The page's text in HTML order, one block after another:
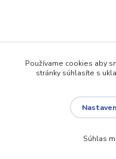
Používame cookies aby
stránky súhlasíte s
Súhlas